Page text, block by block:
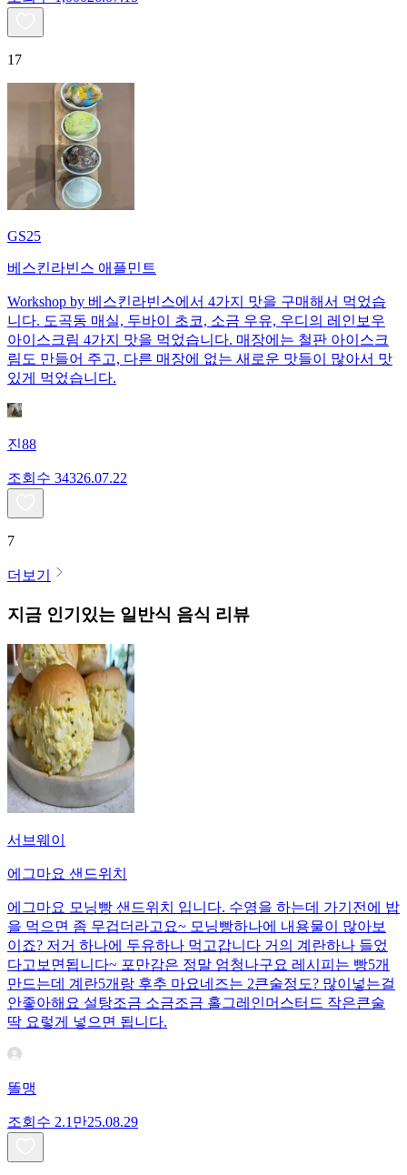
17
GS25
베스킨라빈스 애플민트
Workshop by 베스킨라빈스에서 4가지 맛을 구매해서 먹었습
니다. 도곡동 매실, 두바이 초코, 소금 우유, 우디의 레인보우
아이스크림 4가지 맛을 먹었습니다. 매장에는 철판 아이스크
림도 만들어 주고, 다른 매장에 없는 새로운 맛들이 많아서 맛
있게 먹었습니다.
진88
조회수 34326.07.22
7
더보기
지금 인기있는 일반식 음식 리뷰
서브웨이
에그마요 샌드위치
에그마요 모닝빵 샌드위치 입니다. 수영을 하는데 가기전에 밥
을 먹으면 좀 무겁더라고요~ 모닝빵하나에 내용물이 많아보
이죠? 저거 하나에 두유하나 먹고갑니다 거의 계란하나 들었
다고보면됩니다~ 포만감은 정말 엄청나구요 레시피는 빵5개
만드는데 계란5개랑 후추 마요네즈는 2큰술정도? 많이넣는걸
안좋아해요 설탕조금 소금조금 홀그레인머스터드 작은큰술
딱 요렇게 넣으면 됩니다.
똘맹
조회수 2.1만25.08.29